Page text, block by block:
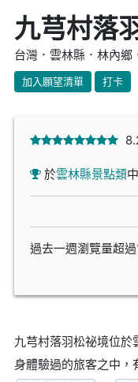
九芎村落
台灣．雲林縣．林內鄉
加入願望清單 打卡
於雲林縣景點類
過去一週瀏覽量超過
九芎村落羽松祕境位
身體驗過的旅客之中，